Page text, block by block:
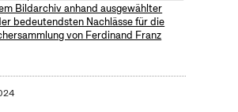
Bildarchiv anhand ausgewählter
bedeutendsten Nachlässe für die
von Ferdinand Franz